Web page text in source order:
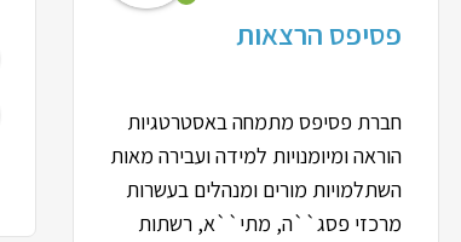
פסיפס הרצאות
חברת פסיפס מתמחה באסטרטגיות
הוראה ומיומנויות למידה ועבירה מאות
השתלמויות מורים ומנהלים בעשרות
מרכזי פסג``ה, מתי``א, רשתות